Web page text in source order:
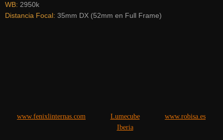
WB: 2950k
Distancia Focal: 35mm DX (52mm en Full Frame)
www.fenixlinternas.com
Lumecube
Iberia
www.robisa.es